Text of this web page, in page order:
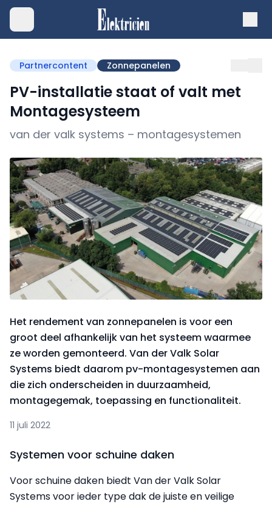
Partnercontent Zonnepanelen
PV-installatie staat of valt met
Montagesysteem
van der valk systems – montagesystemen
Het rendement van zonnepanelen is voor een
groot deel afhankelijk van het systeem waarmee
ze worden gemonteerd. Van der Valk Solar
Systems biedt daarom pv-montagesystemen aan
die zich onderscheiden in duurzaamheid,
montagegemak, toepassing en functionaliteit.
11 juli 2022
Systemen voor schuine daken
Voor schuine daken biedt Van der Valk Solar
Systems voor ieder type dak de juiste en veilige